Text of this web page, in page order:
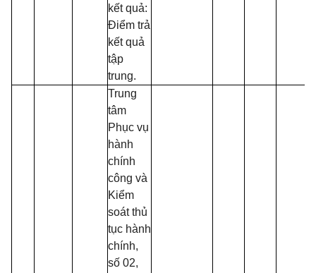
kết quả:
Điểm trả
kết quả
tập
trung.
Trung
tâm
Phục vụ
hành
chính
công và
Kiểm
soát thủ
tục hành
chính,
số 02,